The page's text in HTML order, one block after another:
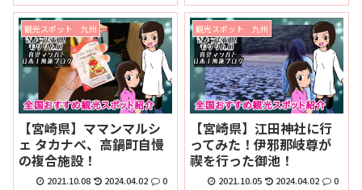
観光スポット 九州
【宮崎県】ママンマルシ
ェ タカナベ、高鍋町自慢
の複合施設！
2021.10.08 2024.04.02 0
観光スポット 九州
【宮崎県】江田神社に行
ってみた！伊邪那岐尊が
禊を行った御池！
2021.10.05 2024.04.02 0